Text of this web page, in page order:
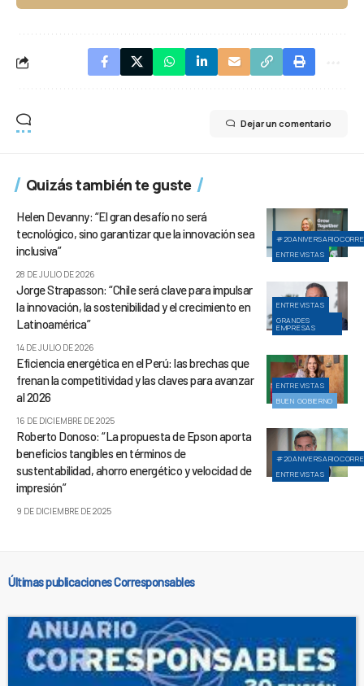
Dejar un comentario
Quizás también te guste
ENTREVISTAS
Helen Devanny: “El gran desafío no será
tecnológico, sino garantizar que la innovación sea
inclusiva”
28 DE JULIO DE 2026
ENTREVISTAS
GRANDES
EMPRESAS
Jorge Strapasson: “Chile será clave para impulsar
la innovación, la sostenibilidad y el crecimiento en
Latinoamérica”
14 DE JULIO DE 2026
ENTREVISTAS
BUEN GOBIERNO
Eficiencia energética en el Perú: las brechas que
frenan la competitividad y las claves para avanzar
al 2026
16 DE DICIEMBRE DE 2025
ENTREVISTAS
Roberto Donoso: “La propuesta de Epson aporta
beneficios tangibles en términos de
sustentabilidad, ahorro energético y velocidad de
impresión”
9 DE DICIEMBRE DE 2025
Últimas publicaciones Corresponsables